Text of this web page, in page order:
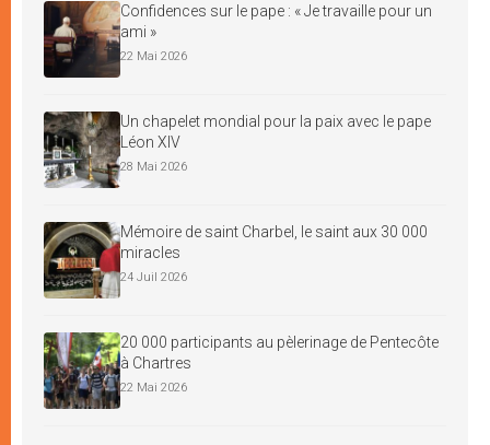
Confidences sur le pape : « Je travaille pour un
ami »
22 Mai 2026
Un chapelet mondial pour la paix avec le pape
Léon XIV
28 Mai 2026
Mémoire de saint Charbel, le saint aux 30 000
miracles
24 Juil 2026
20 000 participants au pèlerinage de Pentecôte
à Chartres
22 Mai 2026